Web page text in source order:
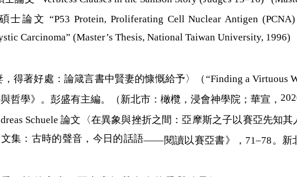
論文 “P53 Protein, Proliferating Cell Nuclear Antigen (PCNA)
Carcinoma” (Master’s Thesis, National Taiwan University, 1996)
得著好處：論箴言書中賢妻的慷慨給予〉（“Finding a Virtuous
哲學》。彭盛有主編。（新北市：橄欖，浸會神學院；華宣，
Schuele論文〈在異象與挫折之間：亞摩斯之子以賽亞先知
集：古時的聲音，今日的話語——閱讀以賽亞書》， 71–78。新